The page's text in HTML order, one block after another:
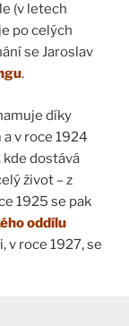
(v letech
po celých
se Jaroslav
.
díky
v roce 1924
dostává
život – z
1925 se pak
oddílu
v roce 1927, se